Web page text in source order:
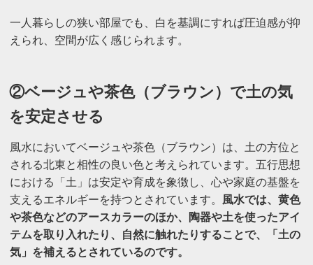
一人暮らしの狭い部屋でも、白を基調にすれば圧迫感が抑
えられ、空間が広く感じられます。
②ベージュや茶色（ブラウン）で土の気
を安定させる
風水においてベージュや茶色（ブラウン）は、土の方位と
される北東と相性の良い色と考えられています。五行思想
における「土」は安定や育成を象徴し、心や家庭の基盤を
支えるエネルギーを持つとされています。
風水では、黄色
や茶色などのアースカラーのほか、陶器や土を使ったアイ
テムを取り入れたり、自然に触れたりすることで、「土の
気」を補えるとされているのです。